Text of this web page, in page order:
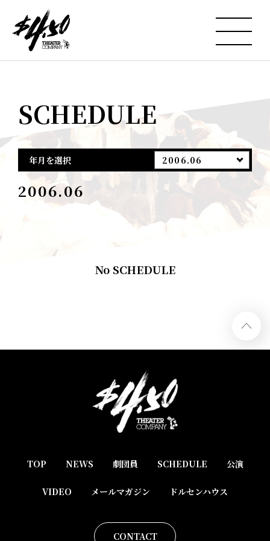
SCHEDULE
年月を選択 2006.06
2006.06
No SCHEDULE
TOP NEWS 劇団員 SCHEDULE 公演
VIDEO メールマガジン ドルセンハウス
CONTACT